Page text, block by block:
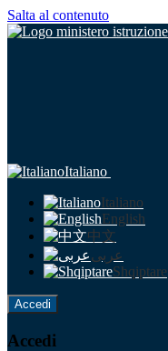
Salta al contenuto
Italiano
Italiano
English
中文
عربى
Shqiptare
Accedi
Accedi